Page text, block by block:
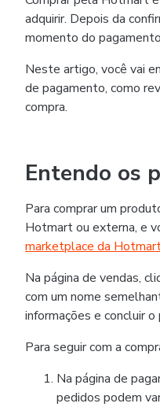
adquirir. Depois da
momento do
Neste artigo, você vai
de pagamento, como
compra.
Entendo os
Para comprar um
Hotmart ou externa, e
marketplace da
Na página de vendas,
com um nome
informações e concluir o
Para seguir com a
Na página de
pedidos podem